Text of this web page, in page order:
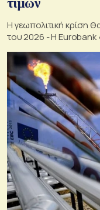
τιμών
Η γεωπολιτική κρίση
του 2026 - Η Eurobank